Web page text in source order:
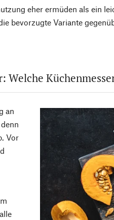
eher ermüden als ein
bevorzugte Variante
Welche
an
Vor